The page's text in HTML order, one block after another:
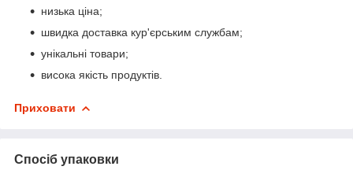
низька ціна;
швидка доставка кур'єрським службам;
унікальні товари;
висока якість продуктів.
Приховати
Спосіб упаковки